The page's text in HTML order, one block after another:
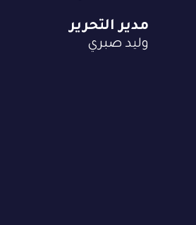
مدير التحرير
وليد صبري